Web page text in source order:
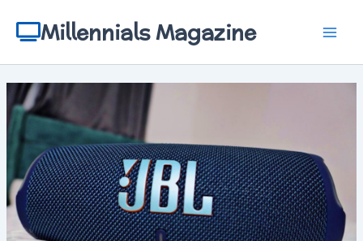
contenuMillennials Magazine